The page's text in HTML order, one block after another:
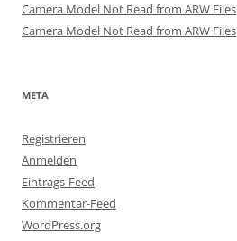
Camera Model Not Read from ARW Files
Camera Model Not Read from ARW Files
META
Registrieren
Anmelden
Eintrags-Feed
Kommentar-Feed
WordPress.org